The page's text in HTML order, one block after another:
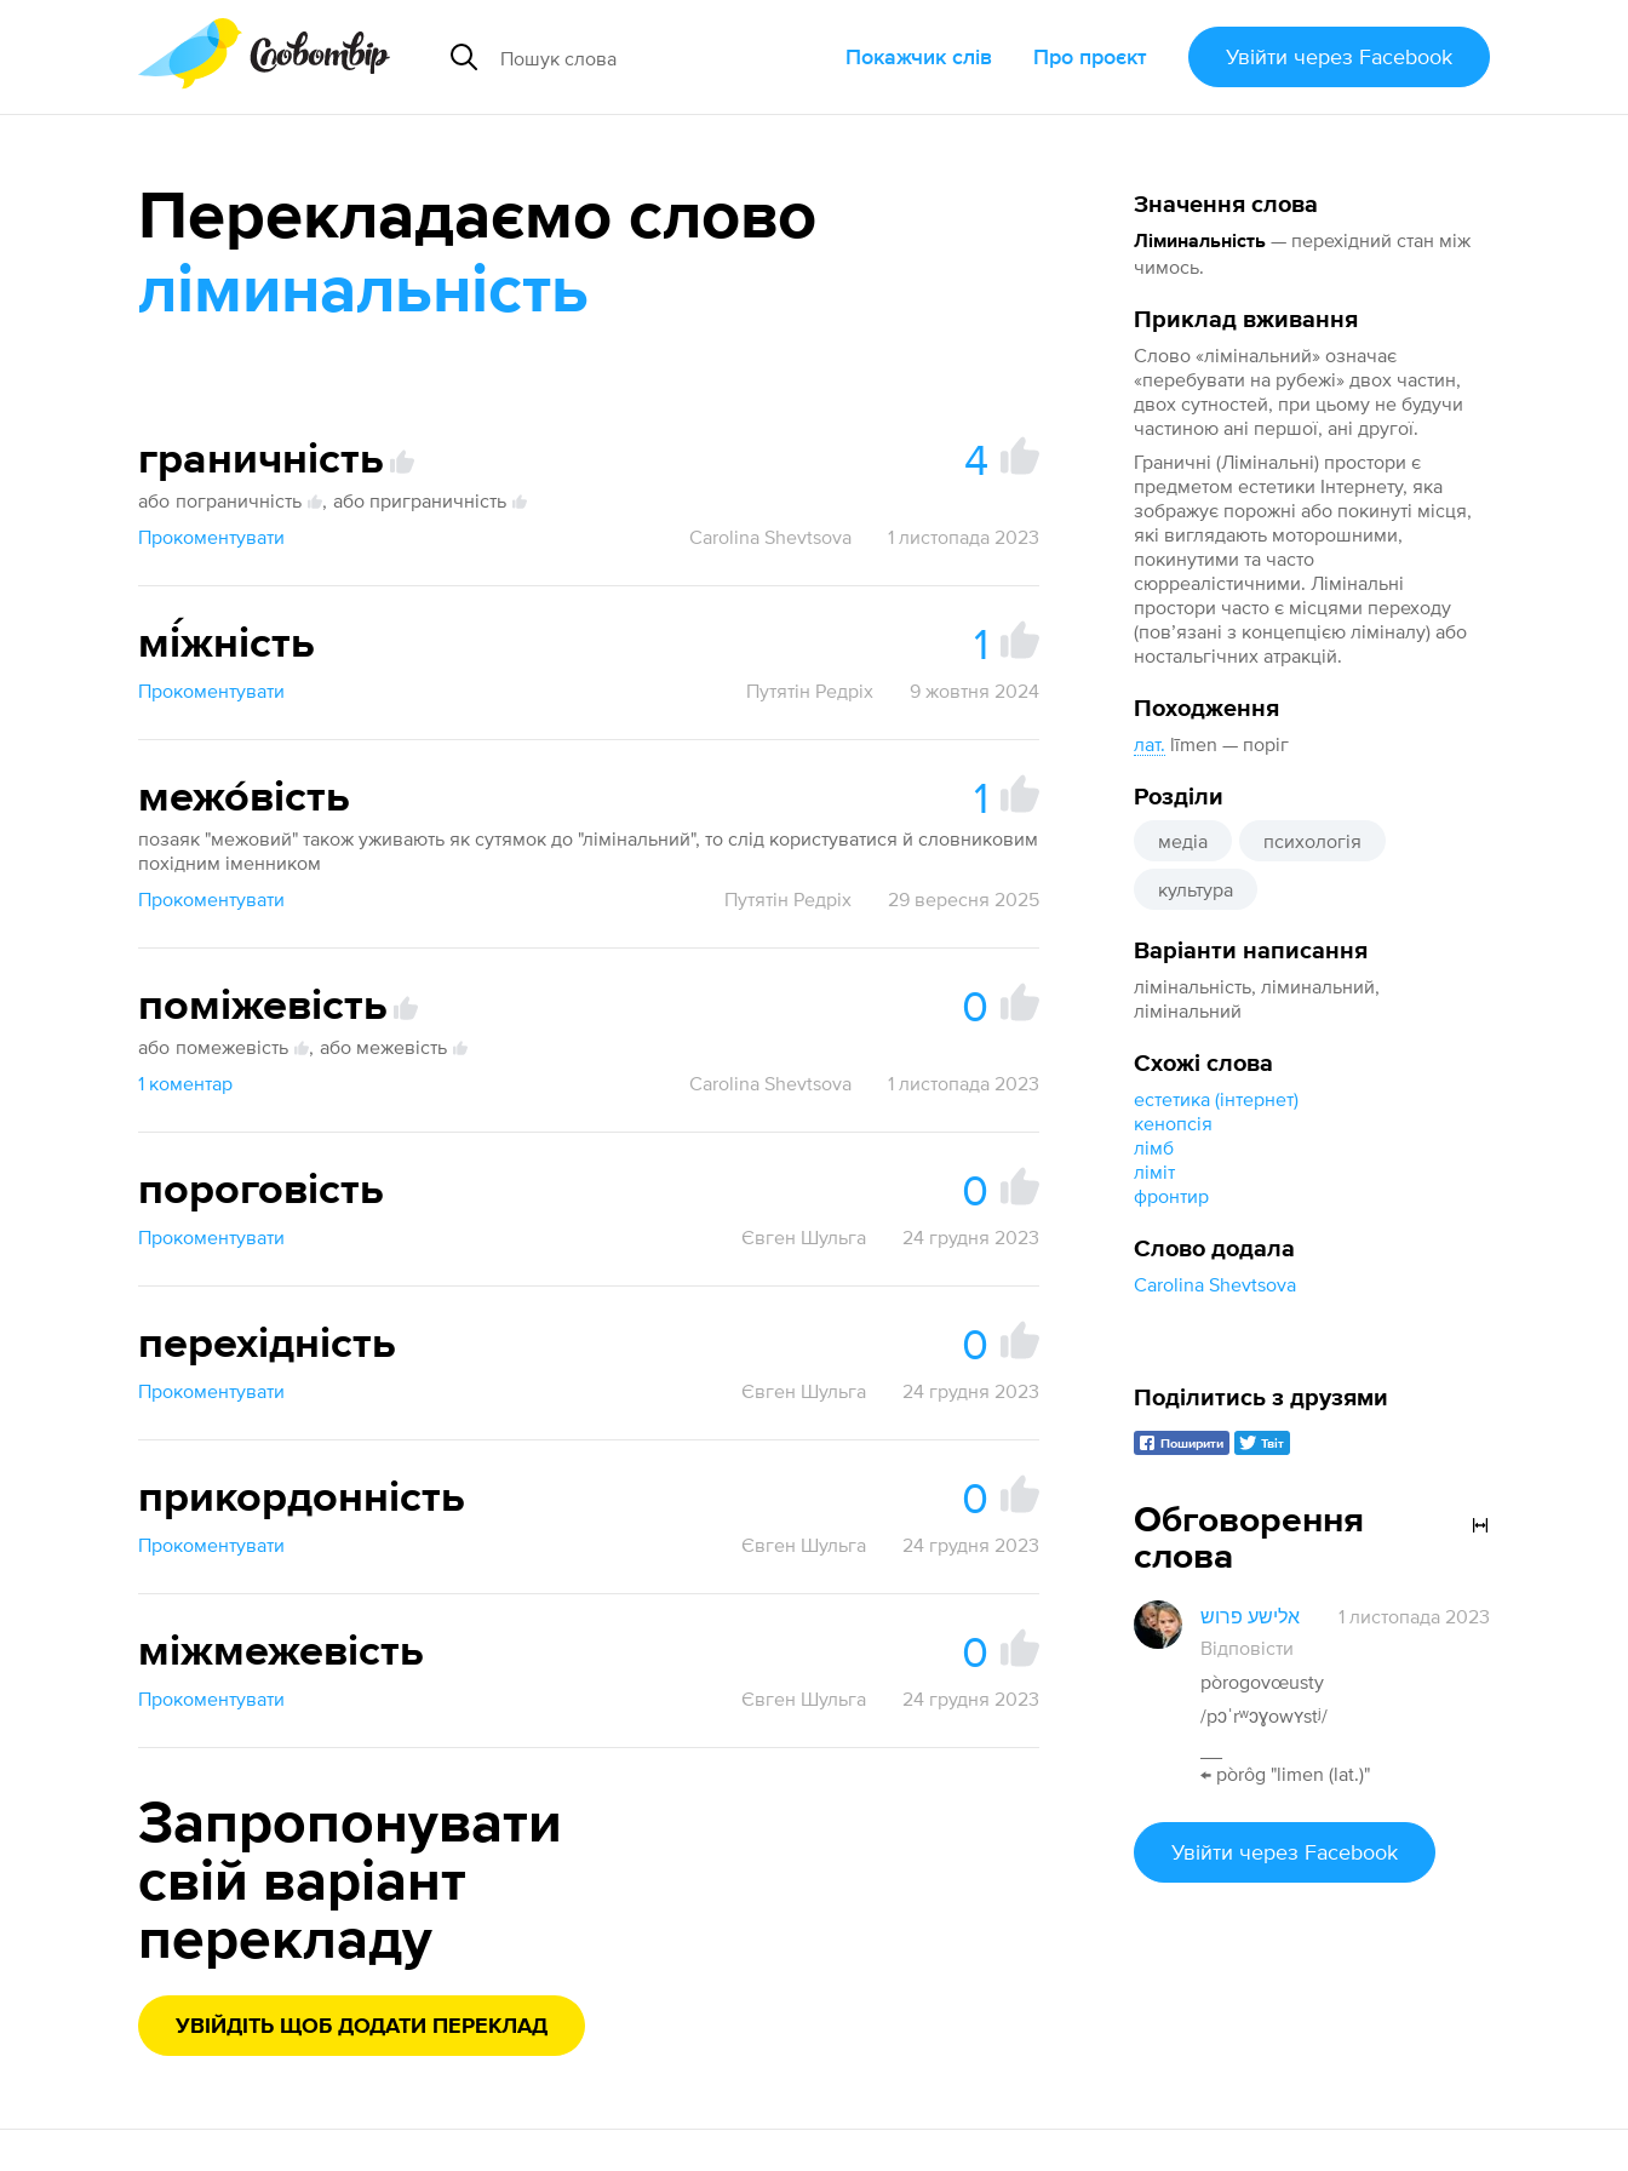
Покажчик слів Про проєкт Увійти через Facebook
Значення слова
Ліминальність — перехідний стан між
чимось.
Приклад вживання
Слово «лімінальний» означає
«перебувати на рубежі» двох частин,
двох сутностей, при цьому не будучи
частиною ані першої, ані другої.
Граничні (Лімінальні) простори є
предметом естетики Інтернету, яка
зображує порожні або покинуті місця,
які виглядають моторошними,
покинутими та часто
сюрреалістичними. Лімінальні
простори часто є місцями переходу
(пов’язані з концепцією ліміналу) або
ностальгічних атракцій.
Походження
лат. līmen — поріг
Розділи
медіа психологія
культура
Варіанти написання
лімінальність, ліминальний,
лімінальний
Схожі слова
естетика (інтернет)
кенопсія
лімб
ліміт
фронтир
Слово додала
Carolina Shevtsova
Перекладаємо слово
ліминальність
граничність 4
або пограничність , або приграничність
Прокоментувати
Carolina Shevtsova 1 листопада 2023
мі́жність 1
Прокоментувати Путятін Редріх 9 жовтня 2024
межо́вість 1
позаяк "межовий" також уживають як сутямок до "лімінальний", то слід користуватися й словниковим
похідним іменником
Прокоментувати
Путятін Редріх 29 вересня 2025
поміжевість 0
або помежевість , або межевість
1 коментар
Carolina Shevtsova 1 листопада 2023
пороговість 0
Прокоментувати Євген Шульга 24 грудня 2023
перехідність 0
Прокоментувати Євген Шульга 24 грудня 2023
прикордонність 0
Прокоментувати Євген Шульга 24 грудня 2023
міжмежевість 0
Прокоментувати Євген Шульга 24 грудня 2023
Запропонувати
свій варіант
перекладу
УВІЙДІТЬ ЩОБ ДОДАТИ ПЕРЕКЛАД
Обговорення
слова
אלישע פרוש
1 листопада 2023
Відповісти
pòrogovœusty
/pɔˈrʷɔɣowʏstʲ/
← pòrôg "limen (lat.)"
Увійти через Facebook
Поділитись з друзями
Поширити Твіт